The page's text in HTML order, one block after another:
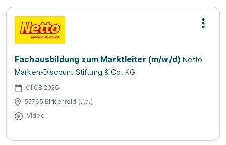
Fachausbildung zum Marktleiter (m/w/d) Netto
Marken-Discount Stiftung & Co. KG
01.08.2026
55765 Birkenfeld (u.a.)
Video